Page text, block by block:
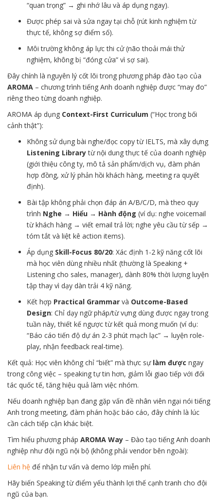
“quan trọng” → ghi nhớ lâu và áp dụng ngay).
Được phép sai và sửa ngay tại chỗ (rút kinh nghiệm từ
thực tế, không sợ điểm số).
Môi trường không áp lực thi cử (não thoải mái thử
nghiệm, không bị “đóng cửa” vì sợ sai).
Đây chính là nguyên lý cốt lõi trong phương pháp đào tạo của
AROMA – chương trình tiếng Anh doanh nghiệp được “may đo”
riêng theo từng doanh nghiệp.
AROMA áp dụng Context-First Curriculum (“Học trong bối
cảnh thật”):
Không sử dụng bài nghe/đọc copy từ IELTS, mà xây dựng
Listening Librarytừ nội dung thực tế của doanh nghiệp
(giới thiệu công ty, mô tả sản phẩm/dịch vụ, đàm phán
hợp đồng, xử lý phản hồi khách hàng, meeting ra quyết
định).
Bài tập không phải chọn đáp án A/B/C/D, mà theo quy
trình Nghe → Hiểu → Hành động (ví dụ: nghe voicemail
từ khách hàng → viết email trả lời; nghe yêu cầu từ sếp →
tóm tắt và liệt kê action items).
Áp dụng Skill-Focus 80/20: Xác định 1-2 kỹ năng cốt lõi
mà học viên dùng nhiều nhất (thường là Speaking +
Listening cho sales, manager), dành 80% thời lượng luyện
tập thay vì dạy dàn trải 4 kỹ năng.
Kết hợp Practical Grammar và Outcome-Based
Design: Chỉ dạy ngữ pháp/từ vựng dùng được ngay trong
tuần này, thiết kế ngược từ kết quả mong muốn (ví dụ:
“Báo cáo tiến độ dự án 2-3 phút mạch lạc” → luyện role-
play, nhận feedback real-time).
Kết quả: Học viên không chỉ “biết” mà thực sự làm được ngay
trong công việc – speaking tự tin hơn, giảm lỗi giao tiếp với đối
tác quốc tế, tăng hiệu quả làm việc nhóm.
Nếu doanh nghiệp bạn đang gặp vấn đề nhân viên ngại nói tiếng
Anh trong meeting, đàm phán hoặc báo cáo, đây chính là lúc
cần cách tiếp cận khác biệt.
Tìm hiểu phương pháp AROMA Way – Đào tạo tiếng Anh doanh
nghiệp như đội ngũ nội bộ (không phải vendor bên ngoài):
Liên hệ để nhận tư vấn và demo lớp miễn phí.
Hãy biến Speaking từ điểm yếu thành lợi thế cạnh tranh cho đội
ngũ của bạn.